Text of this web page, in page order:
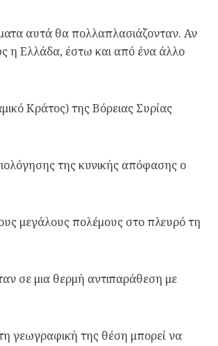
αυτά θα πολλαπλασιάζονταν. Αν
η Ελλάδα, έστω και από ένα άλλο
Κράτος) της Βόρειας Συρίας
της κυνικής απόφασης ο
μεγάλους πολέμους στο πλευρό τη
σε μια θερμή αντιπαράθεση με
γεωγραφική της θέση μπορεί να